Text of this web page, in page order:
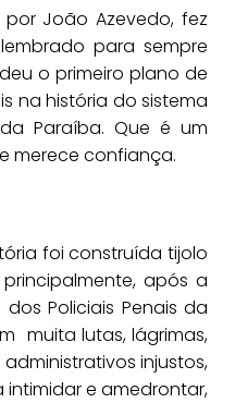
João Azevedo, fez
para sempre
o primeiro plano de
na história do sistema
Paraíba. Que é um
merece confiança.
foi construída tijolo
após a
Policiais Penais da
muita lutas, lágrimas,
injustos,
e amedrontar,